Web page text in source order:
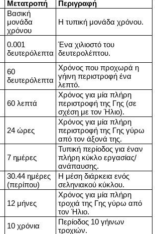
Μετατροπή Περιγραφή
Βασική
μονάδα
χρόνου
Η τυπική μονάδα χρόνου.
0.001
δευτερόλεπτα
Ένα χιλιοστό του
δευτερολέπτου.
60
δευτερόλεπτα
Χρόνος που προχωρά η
γήινη περιστροφή ένα
λεπτό.
60 λεπτά
Χρόνος για μία πλήρη
περιστροφή της Γης (σε
σχέση με τον Ήλιο).
24 ώρες
Χρόνος για μία πλήρη
περιστροφή της Γης γύρω
από τον άξονά της.
7 ημέρες
Τυπική περίοδος για έναν
πλήρη κύκλο εργασίας/
ανάπαυσης.
30.44 ημέρες
(περίπου)
Η μέση διάρκεια ενός
σεληνιακού κύκλου.
12 μήνες
Χρόνος για μία πλήρη
τροχιά της Γης γύρω από
τον Ήλιο.
10 χρόνια
Περίοδος 10 γήινων
τροχιών.